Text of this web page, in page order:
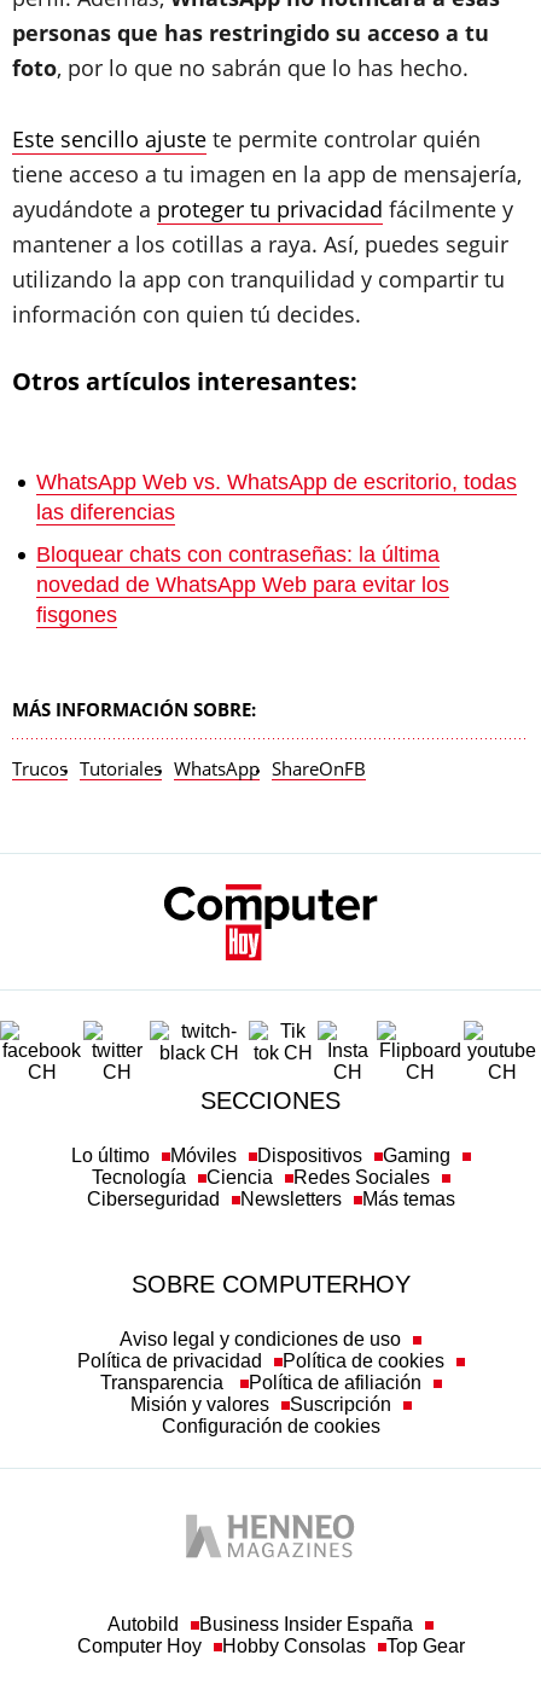
personas que has restringido su acceso a tu
foto, por lo que no sabrán que lo has hecho.
Este sencillo ajuste te permite controlar quién
tiene acceso a tu imagen en la app de mensajería,
ayudándote a proteger tu privacidad fácilmente y
mantener a los cotillas a raya. Así, puedes seguir
utilizando la app con tranquilidad y compartir tu
información con quien tú decides.
Otros artículos interesantes:
WhatsApp Web vs. WhatsApp de escritorio, todas
las diferencias
Bloquear chats con contraseñas: la última
novedad de WhatsApp Web para evitar los
fisgones
MÁS INFORMACIÓN SOBRE:
Trucos Tutoriales WhatsApp ShareOnFB
SECCIONES
Lo último Móviles Dispositivos
Gaming
Tecnología
Ciencia
Redes Sociales
Ciberseguridad
Newsletters Más temas
SOBRE COMPUTERHOY
Aviso legal y condiciones de uso
Política de privacidad
Política de cookies
Transparencia
Política de afiliación
Misión y valores
Suscripción
Configuración de cookies
Autobild
Business Insider España
Computer Hoy
Hobby Consolas Top Gear